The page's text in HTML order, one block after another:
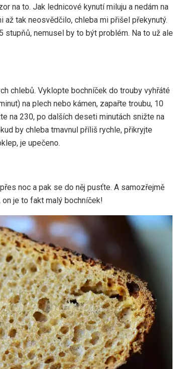
na to. Jak lednicové kynutí miluju a nedám na
až tak neosvědčilo, chleba mi přišel překynutý.
stupňů, nemusel by to být problém. Na to už ale
chlebů. Vyklopte bochníček do trouby vyhřáté
na plech nebo kámen, zapařte troubu, 10
na 230, po dalších deseti minutách snižte na
by chleba tmavnul příliš rychle, přikryjte
je upečeno.
noc a pak se do něj pusťte. A samozřejmě
je to fakt malý bochníček!